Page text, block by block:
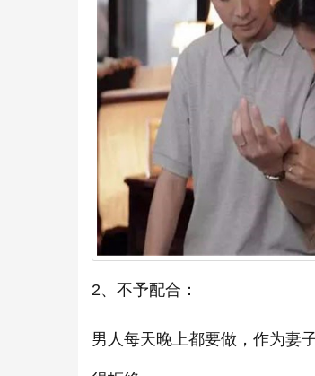
2、不予配合：
男人每天晚上都要做，作为妻